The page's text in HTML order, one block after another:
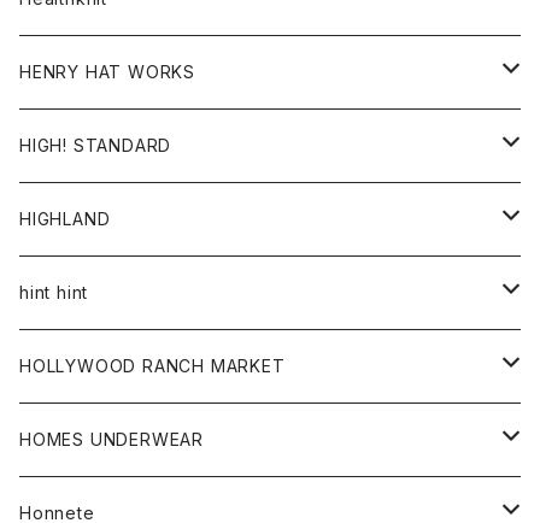
HENRY HAT WORKS
帽子
HIGH! STANDARD
アウター
ジャケット
トップス
シャツ
カーディガン
ボトム
グッズ
帽子
HIGHLAND
帽子
hint hint
ストール
HOLLYWOOD RANCH MARKET
アウター
カーディガン
アクセサリー
HOMES UNDERWEAR
アウター
Honnete